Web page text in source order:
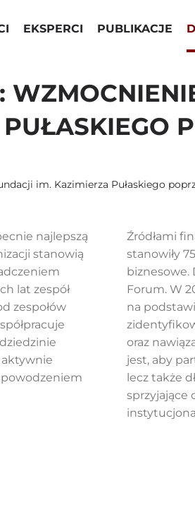
EKSPERCI PUBLIKACJE
im. Kazimierza Pułaskiego
najlepszą
stanowią
lat zespół
zespołów
powodzeniem
Źródłami
stanowiły
biznesowe.
Forum. W
na
oraz
jest, aby
lecz także
sprzyjające